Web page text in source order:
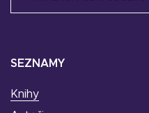
SEZNAMY
Knihy